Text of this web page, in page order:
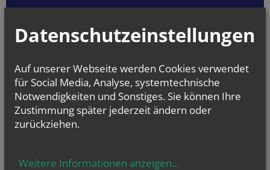
Pfarr-Caritas - Beratungsstelle für Hilfesuchende
Pfarre Stadlau
IBAN
AT48 1919 0000 0028 3168
Unsere Pfarre auf
Datenschutzeinstellungen
Auf unserer Webseite werden Cookies verwendet
für Social Media, Analyse, systemtechnische
Notwendigkeiten und Sonstiges. Sie können Ihre
Zustimmung später jederzeit ändern oder
zurückziehen.
Weitere Informationen anzeigen...